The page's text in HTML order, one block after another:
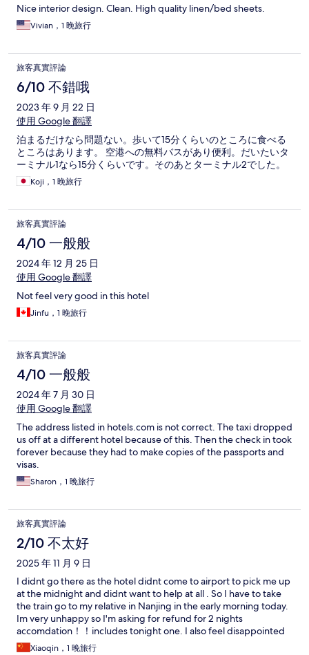
Nice interior design. Clean. High quality linen/bed sheets.
Vivian，1 晚旅行
旅客真實評論
6/10 不錯哦
2023 年 9 月 22 日
使用 Google 翻譯
泊まるだけなら問題ない。歩いて15分くらいのところに食べる
ところはあります。 空港への無料バスがあり便利。だいたいタ
ーミナル1なら15分くらいです。そのあとターミナル2でした。
Koji，1 晚旅行
旅客真實評論
4/10 一般般
2024 年 12 月 25 日
使用 Google 翻譯
Not feel very good in this hotel
Jinfu，1 晚旅行
旅客真實評論
4/10 一般般
2024 年 7 月 30 日
使用 Google 翻譯
The address listed in hotels.com is not correct. The taxi dropped
us off at a different hotel because of this. Then the check in took
forever because they had to make copies of the passports and
visas.
Sharon，1 晚旅行
旅客真實評論
2/10 不太好
2025 年 11 月 9 日
I didnt go there as the hotel didnt come to airport to pick me up
at the midnight and didnt want to help at all . So I have to take
the train go to my relative in Nanjing in the early morning today.
Im very unhappy so I'm asking for refund for 2 nights
accomdation！！includes tonight one. I also feel disappointed
for you for unhelpful at all
Xiaoqin，1 晚旅行